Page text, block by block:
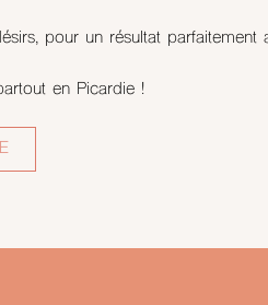
pour un résultat parfaitement
en Picardie !